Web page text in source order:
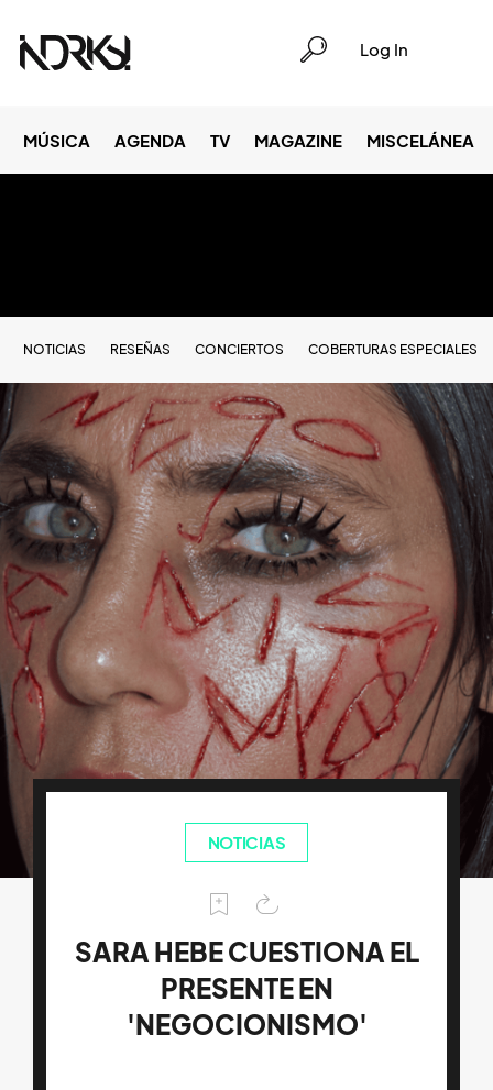
Log In
MÚSICA AGENDA TV MAGAZINE MISCELÁNEA
NOTICIAS RESEÑAS CONCIERTOS COBERTURAS ESPECIALES
NOTICIAS
SARA HEBE CUESTIONA EL
PRESENTE EN
'NEGOCIONISMO'